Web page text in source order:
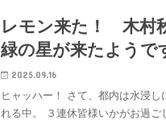
レモン来た！ 木村
緑の星が来たようで
2025.09.16
ヒャッハー！ さて、都内は水浸し
れる中。 ３連休皆様いかがお過